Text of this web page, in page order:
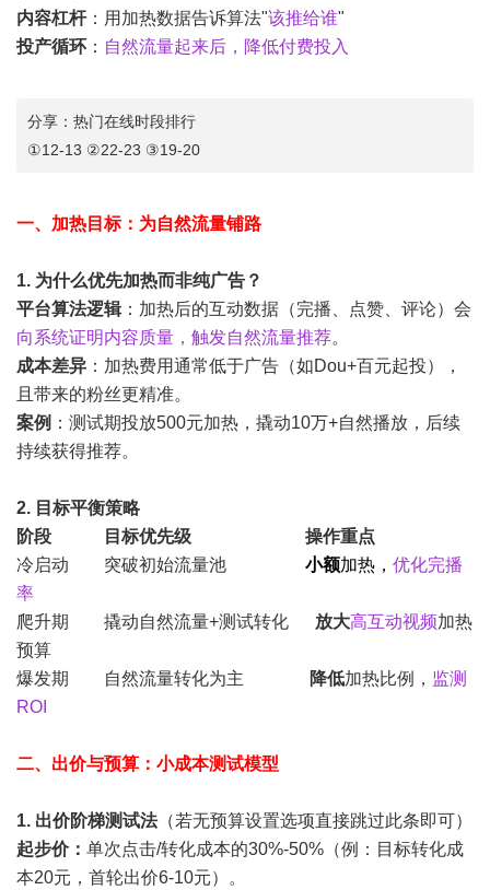
内容杠杆：用加热数据告诉算法"该推给谁"
投产循环 ： 自然流量起来后，降低付费投入
分享：热门在线时段排行
①12-13 ②22-23 ③19-20
一、加热目标：为自然流量铺路
1. 为什么优先加热而非纯广告？
平台算法逻辑：加热后的互动数据（完播、点赞、评论）会
向系统证明内容质量，触发自然流量推荐。
成本差异 ：加热费用通常低于广告（如Dou+百元起投），
且带来的粉丝更精准。
案例 ：测试期投放500元加热，撬动10万+自然播放，后续
持续获得推荐。
2. 目标平衡策略
阶段 目标优先级 操作重点
冷启动 突破初始流量池 小额加热， 优化完播
率
爬升期 撬动自然流量+测试转化 放大高互动视频加热
预算
爆发期 自然流量转化为主
降低加热比例， 监测
ROI
二、出价与预算：小成本测试模型
1. 出价阶梯测试法（若无预算设置选项直接跳过此条即可）
起步价： 单次点击/转化成本的30%-50%（例：目标转化成
本20元，首轮出价6-10元）。